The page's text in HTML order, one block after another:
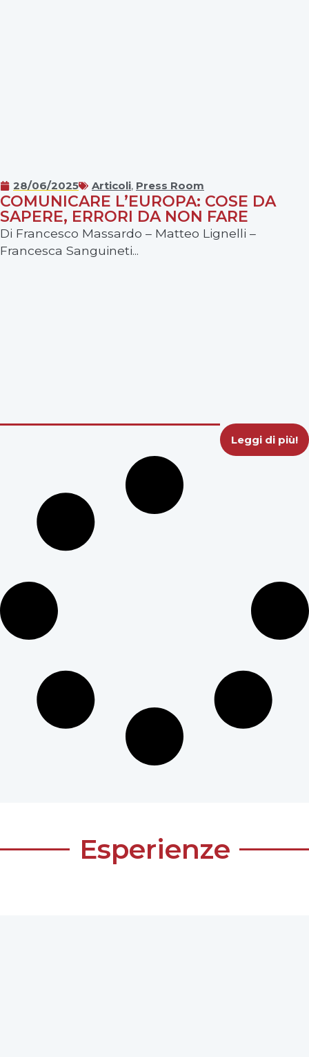
28/06/2025 Articoli, Press Room
COMUNICARE L’EUROPA: COSE DA
SAPERE, ERRORI DA NON FARE
Di Francesco Massardo – Matteo Lignelli –
Francesca Sanguineti...
Leggi di più!
Esperienze